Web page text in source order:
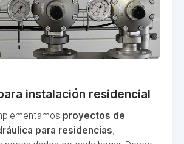
instalación residencial
proyectos de
para residencias,